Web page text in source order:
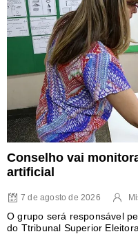
Conselho vai
artificial
7 de agosto de 2026
O grupo será responsável
do Ttribunal Superior